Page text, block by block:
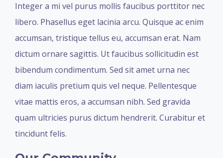
Integer a mi vel purus mollis faucibus porttitor nec
libero. Phasellus eget lacinia arcu. Quisque ac enim
accumsan, tristique tellus eu, accumsan erat. Nam
dictum ornare sagittis. Ut faucibus sollicitudin est
bibendum condimentum. Sed sit amet urna nec
diam iaculis pretium quis vel neque. Pellentesque
vitae mattis eros, a accumsan nibh. Sed gravida
quam ultricies purus dictum hendrerit. Curabitur et
tincidunt felis.